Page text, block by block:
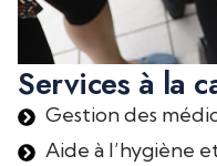
Services à la
Gestion des
Aide à l’hygiène